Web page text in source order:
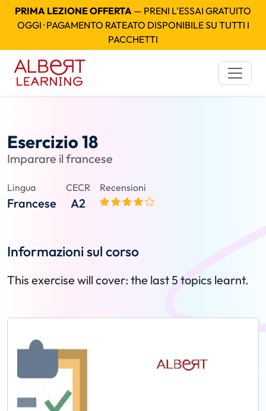
PRIMA LEZIONE OFFERTA — PRENI L'ESSAI GRATUITO
OGGI · PAGAMENTO RATEATO DISPONIBILE SU TUTTI I
PACCHETTI
Esercizio 18
Imparare il francese
Lingua
Francese
CECR
A2
Recensioni
Informazioni sul corso
This exercise will cover: the last 5 topics learnt.